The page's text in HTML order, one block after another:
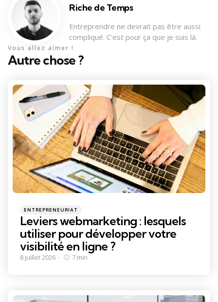
Riche de Temps
Entreprendre ne devrait pas être aussi
compliqué. C'est pour ça que je suis là.
Autre chose ?
Vous allez aimer !
Categories
Posted
in
ENTREPRENEURIAT
Leviers webmarketing : lesquels
utiliser pour développer votre
visibilité en ligne ?
8 juillet 2026 7 min